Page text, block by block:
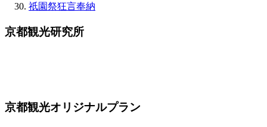
祇園祭狂言奉納
京都観光研究所
京都観光オリジナルプラン